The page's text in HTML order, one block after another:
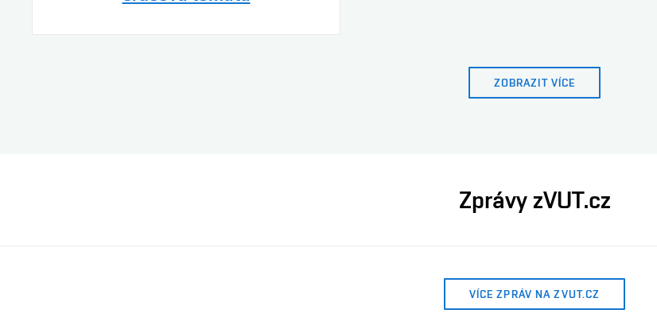
ZOBRAZIT VÍCE
Zprávy zVUT.cz
VÍCE ZPRÁV NA ZVUT.CZ